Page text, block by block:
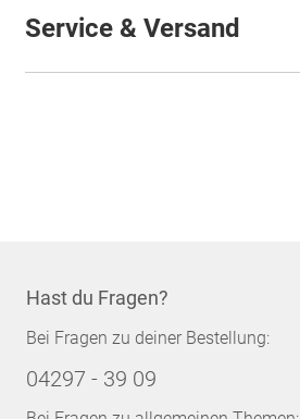
Service & Versand
Hast du Fragen?
Bei Fragen zu deiner Bestellung:
04297 - 39 09